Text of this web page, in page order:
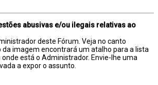
abusivas e/ou ilegais relativas ao
deste Fórum. Veja no canto
da imagem encontrará um atalho para a lista
está o Administrador. Envie-lhe uma
a expor o assunto.